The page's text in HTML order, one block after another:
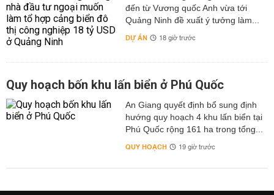
đến từ Vương quốc Anh vừa tới
Quảng Ninh đề xuất ý tưởng làm...
DỰ ÁN 18 giờ trước
Quy hoạch bốn khu lấn biển ở Phú Quốc
An Giang quyết định bổ sung định
hướng quy hoạch 4 khu lấn biển tại
Phú Quốc rộng 161 ha trong tổng...
QUY HOẠCH 19 giờ trước